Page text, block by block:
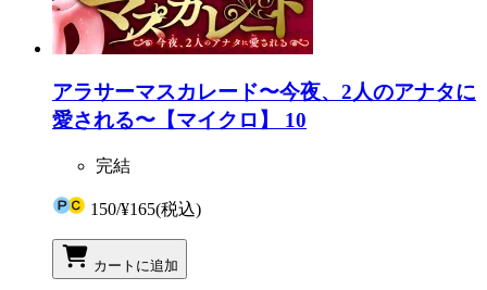
アラサーマスカレード〜今夜、2人のアナタに
愛される〜【マイクロ】 10
完結
150/¥165(税込)
カートに追加